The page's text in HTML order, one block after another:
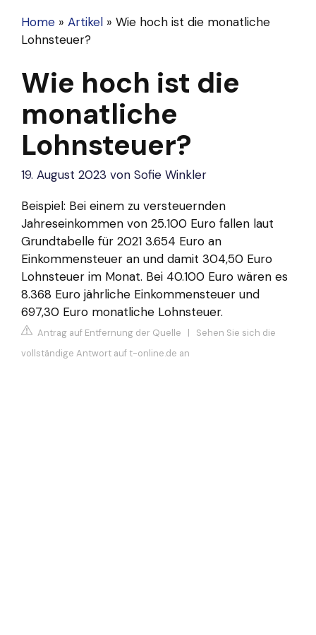
Home » Artikel » Wie hoch ist die monatliche
Lohnsteuer?
Wie hoch ist die
monatliche
Lohnsteuer?
19. August 2023 von Sofie Winkler
Beispiel: Bei einem zu versteuernden
Jahreseinkommen von 25.100 Euro fallen laut
Grundtabelle für 2021 3.654 Euro an
Einkommensteuer an und damit 304,50 Euro
Lohnsteuer im Monat. Bei 40.100 Euro wären es
8.368 Euro jährliche Einkommensteuer und
697,30 Euro monatliche Lohnsteuer.
Antrag auf Entfernung der Quelle | Sehen Sie sich die
vollständige Antwort auf t-online.de an